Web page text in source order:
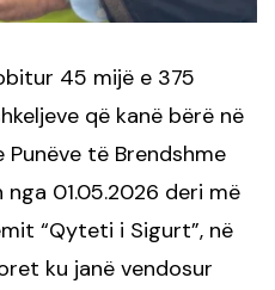
45 mijë e 375
që kanë bërë në
të Brendshme
01.05.2026 deri më
“Qyteti i Sigurt”, në
ku janë vendosur